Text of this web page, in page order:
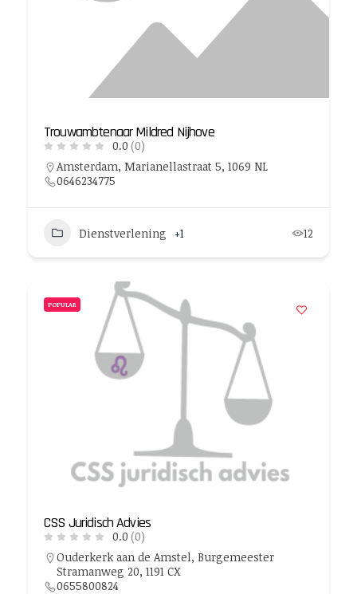
Trouwambtenaar Mildred Nijhove
0.0 (0)
Amsterdam, Marianellastraat 5, 1069 NL
0646234775
Dienstverlening +1 12
POPULAR
CSS Juridisch Advies
0.0 (0)
Ouderkerk aan de Amstel, Burgemeester
Stramanweg 20, 1191 CX
0655800824